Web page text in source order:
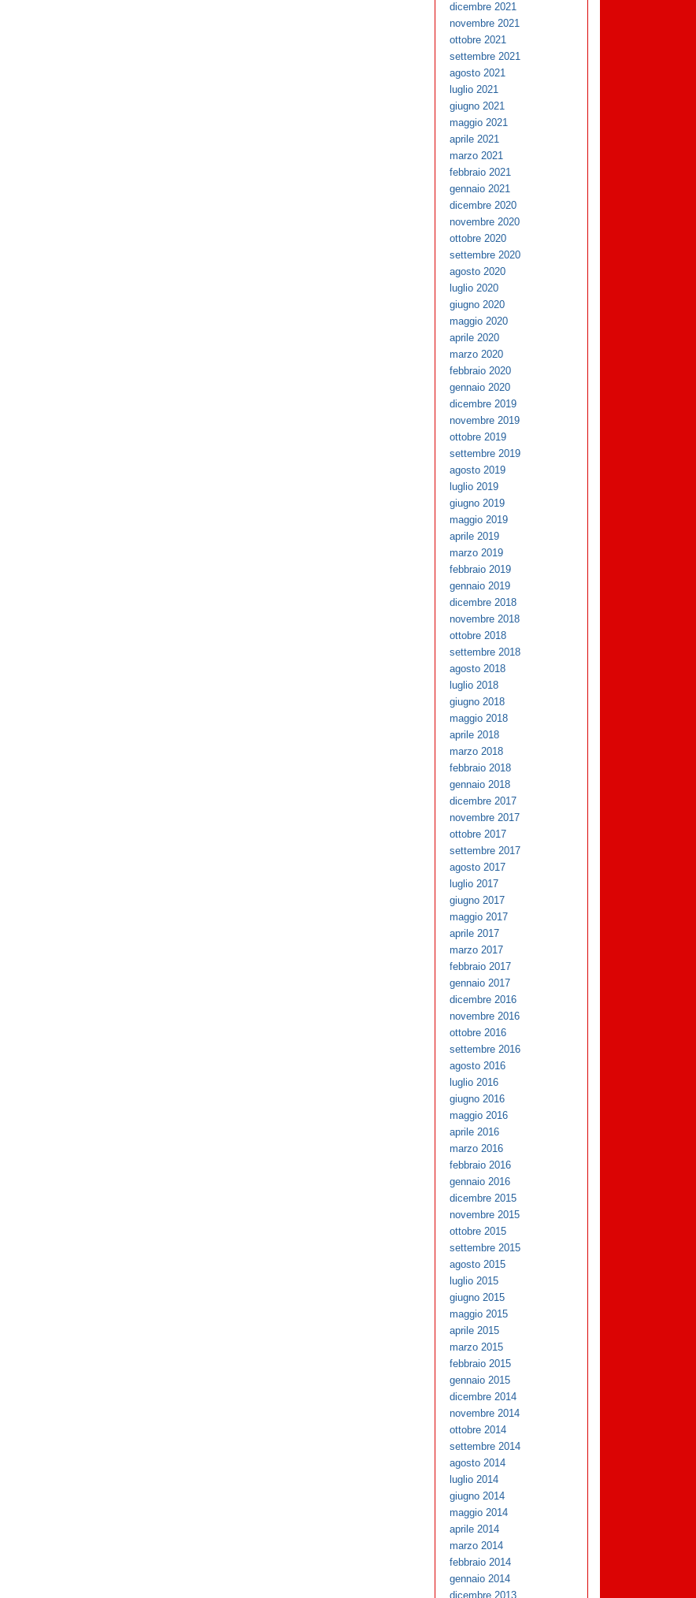
dicembre 2021
novembre 2021
ottobre 2021
settembre 2021
agosto 2021
luglio 2021
giugno 2021
maggio 2021
aprile 2021
marzo 2021
febbraio 2021
gennaio 2021
dicembre 2020
novembre 2020
ottobre 2020
settembre 2020
agosto 2020
luglio 2020
giugno 2020
maggio 2020
aprile 2020
marzo 2020
febbraio 2020
gennaio 2020
dicembre 2019
novembre 2019
ottobre 2019
settembre 2019
agosto 2019
luglio 2019
giugno 2019
maggio 2019
aprile 2019
marzo 2019
febbraio 2019
gennaio 2019
dicembre 2018
novembre 2018
ottobre 2018
settembre 2018
agosto 2018
luglio 2018
giugno 2018
maggio 2018
aprile 2018
marzo 2018
febbraio 2018
gennaio 2018
dicembre 2017
novembre 2017
ottobre 2017
settembre 2017
agosto 2017
luglio 2017
giugno 2017
maggio 2017
aprile 2017
marzo 2017
febbraio 2017
gennaio 2017
dicembre 2016
novembre 2016
ottobre 2016
settembre 2016
agosto 2016
luglio 2016
giugno 2016
maggio 2016
aprile 2016
marzo 2016
febbraio 2016
gennaio 2016
dicembre 2015
novembre 2015
ottobre 2015
settembre 2015
agosto 2015
luglio 2015
giugno 2015
maggio 2015
aprile 2015
marzo 2015
febbraio 2015
gennaio 2015
dicembre 2014
novembre 2014
ottobre 2014
settembre 2014
agosto 2014
luglio 2014
giugno 2014
maggio 2014
aprile 2014
marzo 2014
febbraio 2014
gennaio 2014
dicembre 2013